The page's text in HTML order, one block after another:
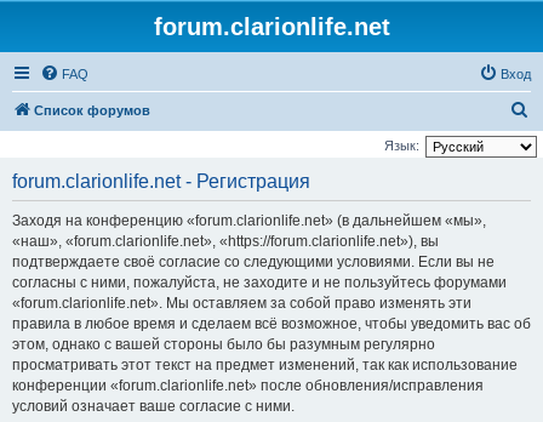
forum.clarionlife.net
FAQ Вход
Список форумов
о
Язык:
forum.clarionlife.net - Регистрация
Заходя на конференцию «forum.clarionlife.net» (в дальнейшем «мы»,
«наш», «forum.clarionlife.net», «https://forum.clarionlife.net»), вы
подтверждаете своё согласие со следующими условиями. Если вы не
согласны с ними, пожалуйста, не заходите и не пользуйтесь форумами
«forum.clarionlife.net». Мы оставляем за собой право изменять эти
правила в любое время и сделаем всё возможное, чтобы уведомить вас об
этом, однако с вашей стороны было бы разумным регулярно
просматривать этот текст на предмет изменений, так как использование
конференции «forum.clarionlife.net» после обновления/исправления
условий означает ваше согласие с ними.